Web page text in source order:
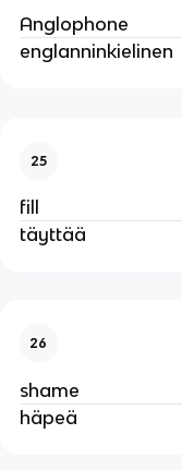
Anglophone
englanninkielinen
25
fill
täyttää
26
shame
häpeä